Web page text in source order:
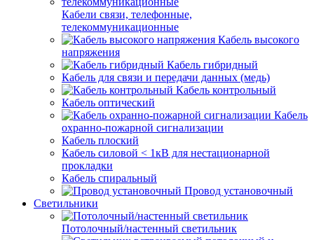
Кабели связи, телефонные,
телекоммуникационные
Кабель высокого
напряжения
Кабель гибридный
Кабель для связи и передачи данных (медь)
Кабель контрольный
Кабель оптический
Кабель
охранно-пожарной сигнализации
Кабель плоский
Кабель силовой < 1кВ для нестационарной
прокладки
Кабель спиральный
Провод установочный
Светильники
Потолочный/настенный светильник